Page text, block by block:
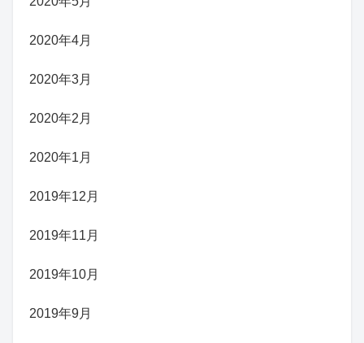
2020年4月
2020年3月
2020年2月
2020年1月
2019年12月
2019年11月
2019年10月
2019年9月